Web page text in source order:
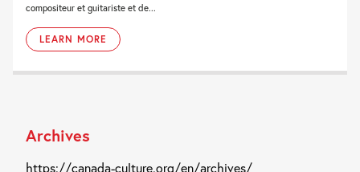
compositeur et guitariste et de...
LEARN MORE
Archives
https://canada-culture.org/en/archives/